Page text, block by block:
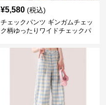
¥5,580 (税込)
チェックパンツ ギンガムチェッ
ク柄ゆったりワイドチェックパ